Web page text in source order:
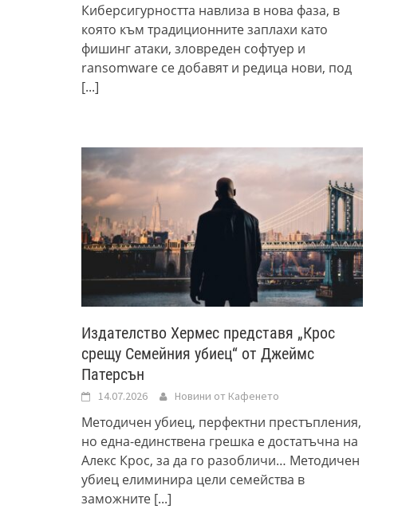
Киберсигурността навлиза в нова фаза, в
която към традиционните заплахи като
фишинг атаки, зловреден софтуер и
ransomware се добавят и редица нови, под
[...]
Издателство Хермес представя „Крос
срещу Семейния убиец“ от Джеймс
Патерсън
14.07.2026 Новини от Кафенето
Методичен убиец, перфектни престъпления,
но една-единствена грешка е достатъчна на
Алекс Крос, за да го разобличи… Методичен
убиец елиминира цели семейства в
заможните [...]